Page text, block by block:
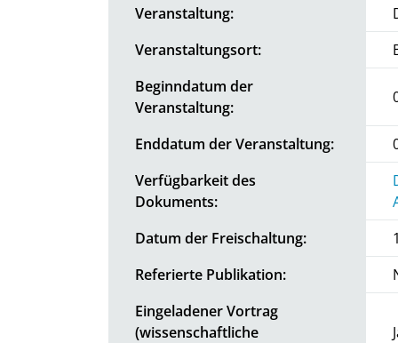
Veranstaltung:
Veranstaltungsort:
Beginndatum der
Veranstaltung:
Enddatum der Veranstaltung:
Verfügbarkeit des
Dokuments:
Datum der Freischaltung:
Referierte Publikation:
Eingeladener Vortrag
(wissenschaftliche